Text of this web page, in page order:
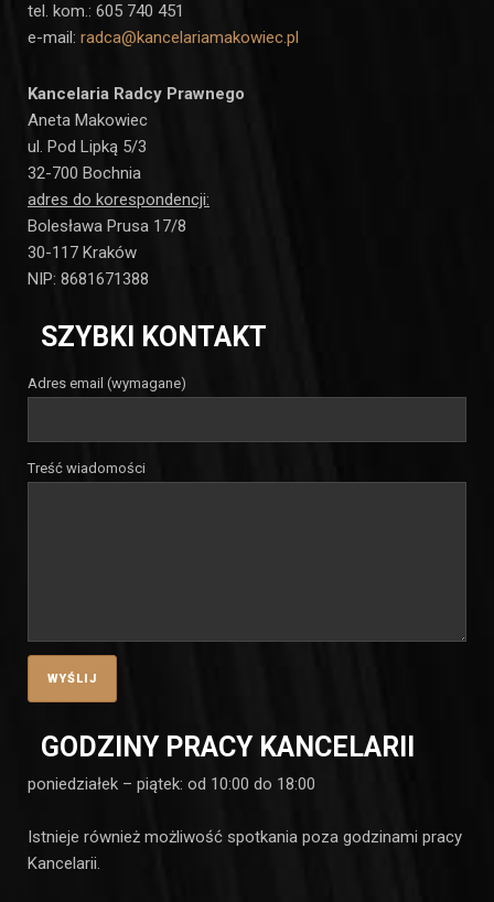
tel. kom.: 605 740 451
e-mail: radca@kancelariamakowiec.pl
Kancelaria Radcy Prawnego
Aneta Makowiec
ul. Pod Lipką 5/3
32-700 Bochnia
adres do korespondencji:
Bolesława Prusa 17/8
30-117 Kraków
NIP: 8681671388
SZYBKI KONTAKT
Adres email (wymagane)
Treść wiadomości
GODZINY PRACY KANCELARII
poniedziałek – piątek: od 10:00 do 18:00
Istnieje również możliwość spotkania poza godzinami pracy
Kancelarii.